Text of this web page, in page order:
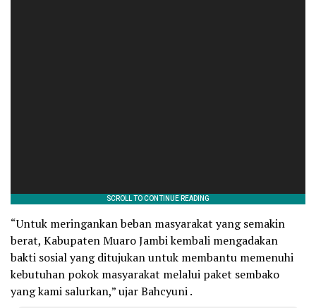
“Untuk meringankan beban masyarakat yang semakin
berat, Kabupaten Muaro Jambi kembali mengadakan
bakti sosial yang ditujukan untuk membantu memenuhi
kebutuhan pokok masyarakat melalui paket sembako
yang kami salurkan,” ujar Bahcyuni .